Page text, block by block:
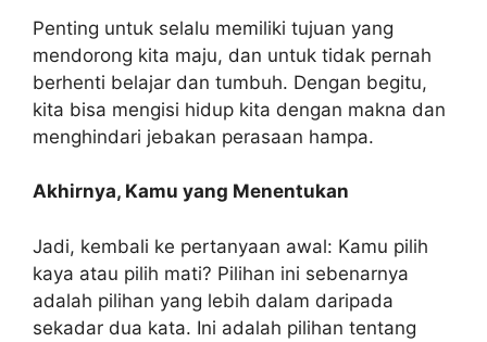
Penting untuk selalu memiliki tujuan yang
mendorong kita maju, dan untuk tidak pernah
berhenti belajar dan tumbuh. Dengan begitu,
kita bisa mengisi hidup kita dengan makna dan
menghindari jebakan perasaan hampa.
Akhirnya, Kamu yang Menentukan
Jadi, kembali ke pertanyaan awal: Kamu pilih
kaya atau pilih mati? Pilihan ini sebenarnya
adalah pilihan yang lebih dalam daripada
sekadar dua kata. Ini adalah pilihan tentang